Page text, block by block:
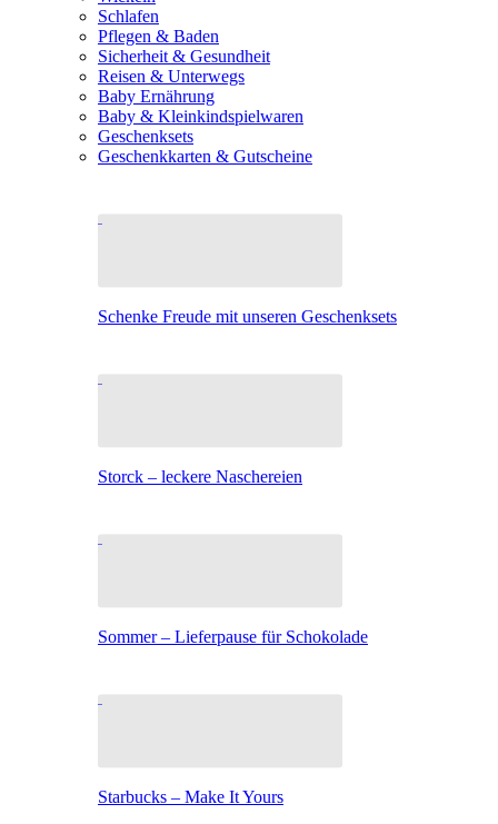
Schlafen
Pflegen & Baden
Sicherheit & Gesundheit
Reisen & Unterwegs
Baby Ernährung
Baby & Kleinkindspielwaren
Geschenksets
Geschenkkarten & Gutscheine
Schenke Freude mit unseren Geschenksets
Storck – leckere Naschereien
Sommer – Lieferpause für Schokolade
Starbucks – Make It Yours